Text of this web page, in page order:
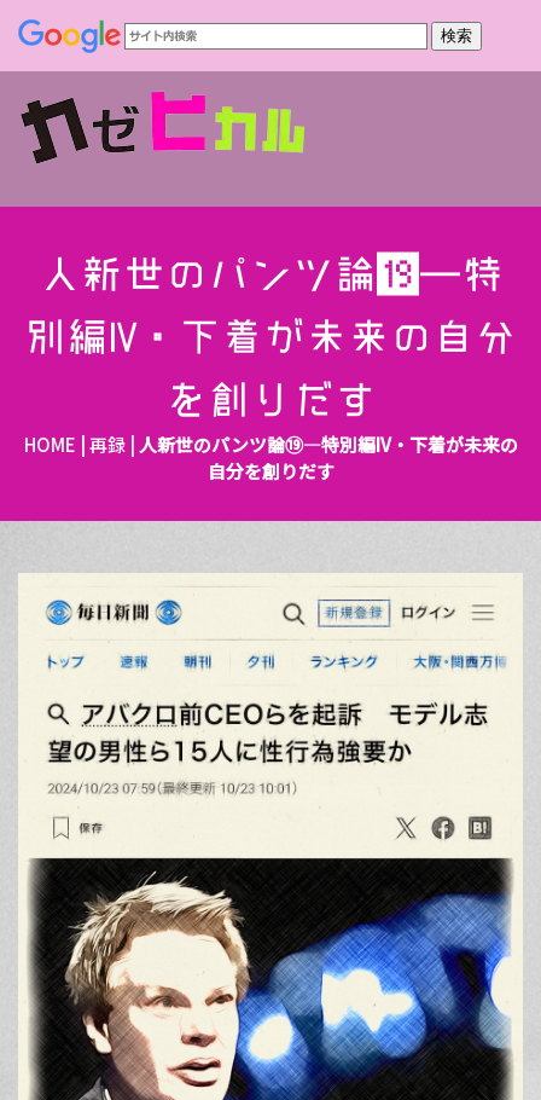
人新世のパンツ論⑲―特
別編IV・下着が未来の自分
を創りだす
HOME 再録| 人新世のパンツ論⑲―特別編IV・下着が未来の
自分を創りだす